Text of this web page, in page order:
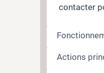
contacter
Actions